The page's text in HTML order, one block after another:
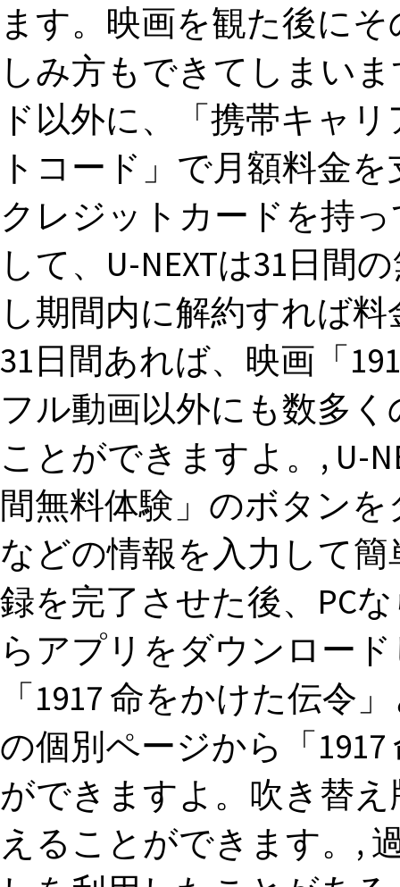
ます。映画を観た後に
しみ方もできてしまい
ド以外に、「携帯キャ
トコード」で月額料金
クレジットカードを持
して、U-NEXTは31日間
し期間内に解約すれば
31日間あれば、映画「
フル動画以外にも数多
ことができますよ。, U-
間無料体験」のボタン
などの情報を入力して
録を完了させた後、PC
らアプリをダウンロー
「1917 命をかけた伝令
の個別ページから「
ができますよ。吹き替
えることができます。,